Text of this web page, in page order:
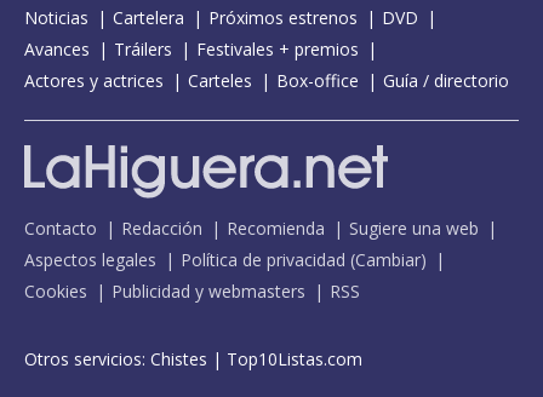
Noticias Cartelera Próximos estrenos
DVD
Avances
Tráilers
Festivales + premios
Actores y actrices
Carteles Box-office Guía / directorio
Contacto Redacción Recomienda
Sugiere una web
Aspectos legales
Política de privacidad (Cambiar)
Cookies
Publicidad y webmasters RSS
Otros servicios: Chistes | Top10Listas.com